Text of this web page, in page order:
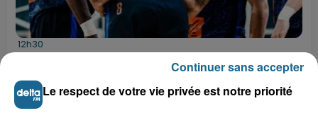
12h30
Basket : Gravelines-Dunkerque va commencer
10h51
Le respect de votre vie privée est notre priorité
Continuer sans accepter